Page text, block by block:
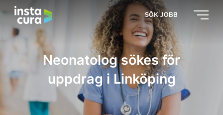
SÖK JOBB
Neonatolog sökes för
uppdrag i Linköping